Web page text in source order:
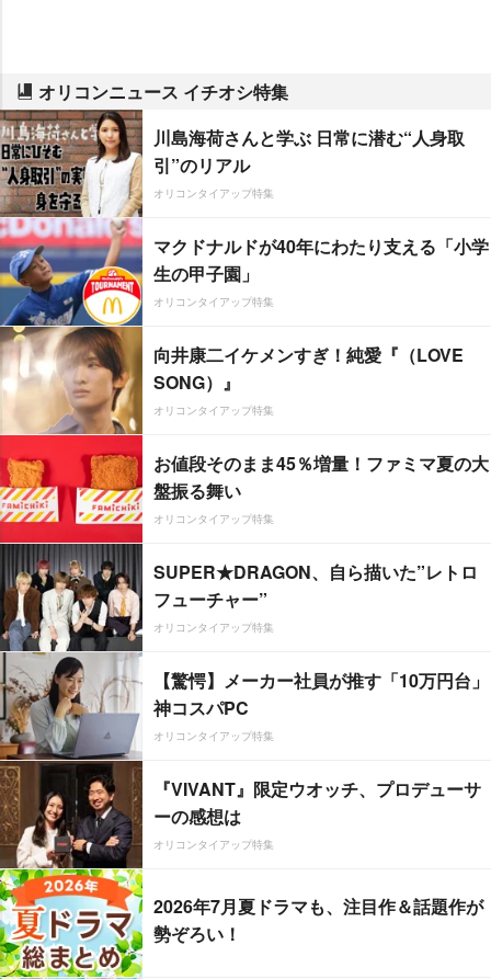
オリコンニュース イチオシ特集
川島海荷さんと学ぶ 日常に潜む“人身取
引”のリアル
オリコンタイアップ特集
マクドナルドが40年にわたり支える「小学
生の甲子園」
オリコンタイアップ特集
向井康二イケメンすぎ！純愛『（LOVE
SONG）』
オリコンタイアップ特集
お値段そのまま45％増量！ファミマ夏の大
盤振る舞い
オリコンタイアップ特集
SUPER★DRAGON、自ら描いた”レトロ
フューチャー”
オリコンタイアップ特集
【驚愕】メーカー社員が推す「10万円台」
神コスパPC
オリコンタイアップ特集
『VIVANT』限定ウオッチ、プロデューサ
ーの感想は
オリコンタイアップ特集
2026年7月夏ドラマも、注目作＆話題作が
勢ぞろい！